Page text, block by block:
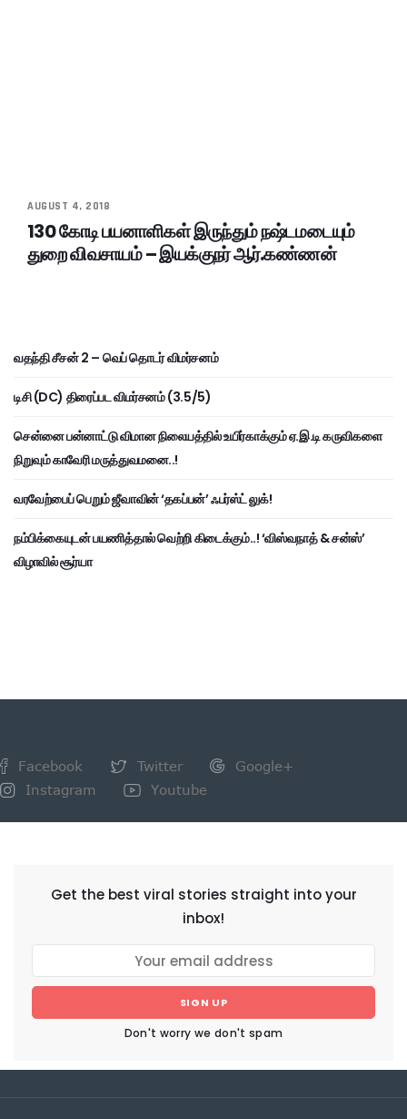
AUGUST 4, 2018
130 கோடி பயனாளிகள் இருந்தும் நஷ்டமடையும்
துறை விவசாயம் – இயக்குநர் ஆர்.கண்ணன்
வதந்தி சீசன் 2 – வெப் தொடர் விமர்சனம்
டிசி (DC) திரைப்பட விமர்சனம் (3.5/5)
சென்னை பன்னாட்டு விமான நிலையத்தில் உயிர்காக்கும் ஏ.இ.டி கருவிகளை
நிறுவும் காவேரி மருத்துவமனை..!
வரவேற்பைப் பெறும் ஜீவாவின் ‘தகப்பன்’ ஃபர்ஸ்ட் லுக்!
நம்பிக்கையுடன் பயணித்தால் வெற்றி கிடைக்கும்..! ‘விஸ்வநாத் & சன்ஸ்’
விழாவில் சூர்யா
Facebook Twitter
Google+
Instagram
Youtube
Get the best viral stories straight into your
inbox!
SIGN UP
Don't worry we don't spam